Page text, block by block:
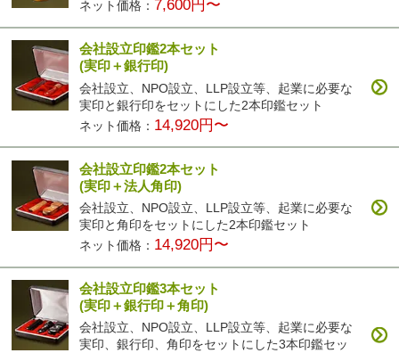
ネット価格： 7,600円〜
会社設立印鑑2本セット
(実印＋銀行印)
会社設立、NPO設立、LLP設立等、起業に必要な
実印と銀行印をセットにした2本印鑑セット
ネット価格： 14,920円〜
会社設立印鑑2本セット
(実印＋法人角印)
会社設立、NPO設立、LLP設立等、起業に必要な
実印と角印をセットにした2本印鑑セット
ネット価格： 14,920円〜
会社設立印鑑3本セット
(実印＋銀行印＋角印)
会社設立、NPO設立、LLP設立等、起業に必要な
実印、銀行印、角印をセットにした3本印鑑セッ